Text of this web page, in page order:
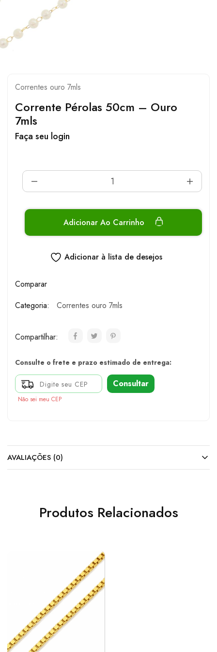
Correntes ouro 7mls
Corrente Pérolas 50cm – Ouro
7mls
Faça seu login
Adicionar Ao Carrinho
Adicionar à lista de desejos
Comparar
Categoria:
Correntes ouro 7mls
Compartilhar:
Consulte o frete e prazo estimado de entrega:
Consultar
Não sei meu CEP
AVALIAÇÕES (0)
Produtos Relacionados